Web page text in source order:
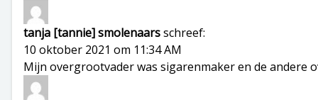
tanja [tannie] smolenaarsschreef:
10 oktober 2021 om 11:34 AM
Mijn overgrootvader was sigarenmaker en de andere